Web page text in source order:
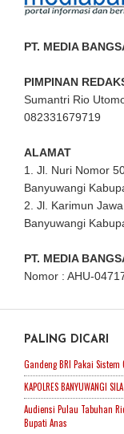
PT. MEDIA
PIMPINAN
Sumantri Rio
082331679719
ALAMAT
1. Jl. Nuri Nomor
Banyuwangi
2. Jl. Karimun
Banyuwangi
PT. MEDIA
Nomor : AHU-
PALING DICARI
Gandeng BRI Pakai
KAPOLRES BANYUWANGI
Audiensi Pulau Tabuhan
Bupati Anas